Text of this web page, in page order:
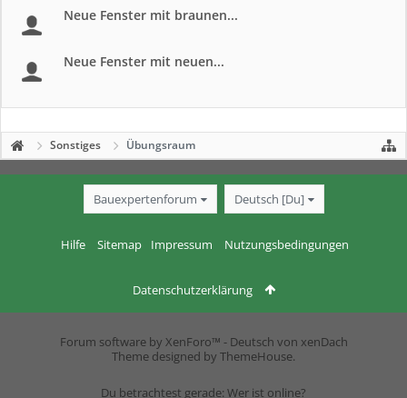
Neue Fenster mit braunen...
Neue Fenster mit neuen...
Sonstiges Übungsraum
Bauexpertenforum Deutsch [Du]
Hilfe Sitemap Impressum Nutzungsbedingungen
Datenschutzerklärung
Forum software by XenForo™ - Deutsch von xenDach
Theme designed by ThemeHouse.
Du betrachtest gerade: Wer ist online?